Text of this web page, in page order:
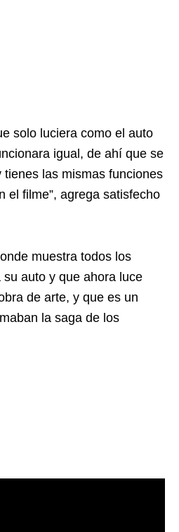
solo luciera como el auto
igual, de ahí que se
tienes las mismas funciones
el filme”, agrega satisfecho
muestra todos los
auto y que ahora luce
de arte, y que es un
la saga de los